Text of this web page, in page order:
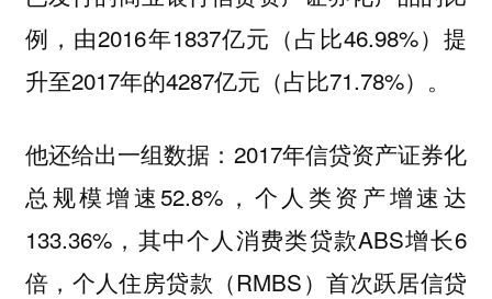
例，由2016年1837亿元（占比46.98%）提
升至2017年的4287亿元（占比71.78%）。
他还给出一组数据：2017年信贷资产证券化
总规模增速52.8%，个人类资产增速达
133.36%，其中个人消费类贷款ABS增长6
倍，个人住房贷款（RMBS）首次跃居信贷